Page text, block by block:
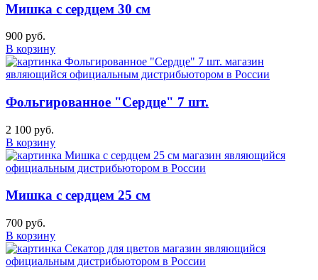
Мишка с сердцем 30 см
900 руб.
В корзину
Фольгированное "Сердце" 7 шт.
2 100 руб.
В корзину
Мишка с сердцем 25 см
700 руб.
В корзину